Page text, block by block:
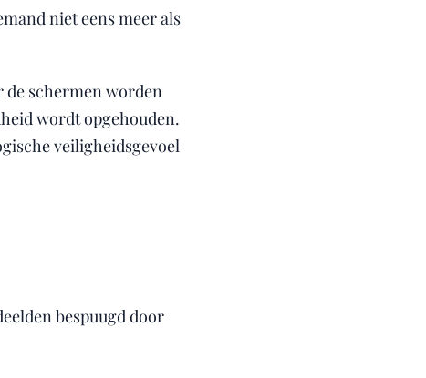
niet eens meer als
de schermen worden
wordt opgehouden.
veiligheidsgevoel
bespuugd door